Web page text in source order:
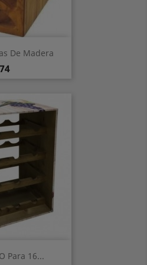
De Madera
view
Para 16...
view